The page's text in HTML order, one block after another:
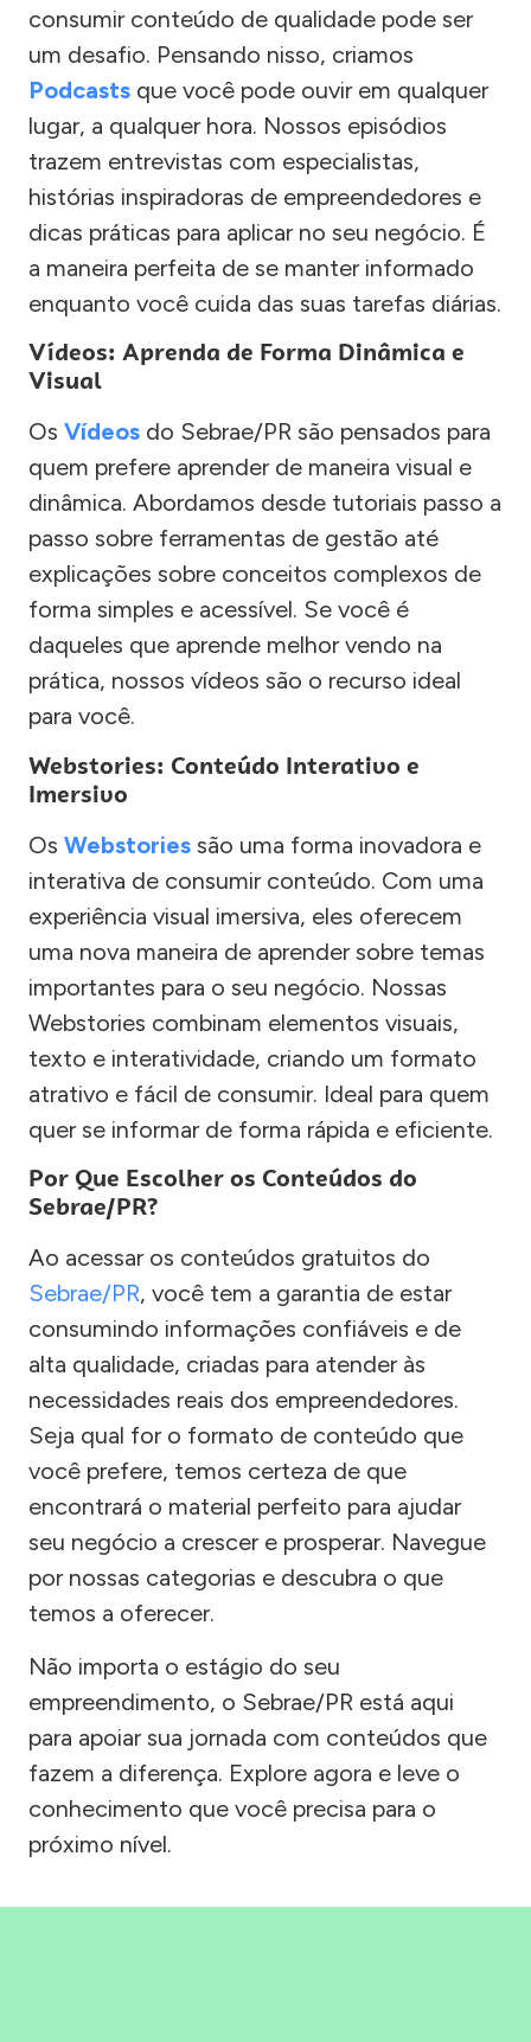
consumir conteúdo de qualidade pode ser
um desafio. Pensando nisso, criamos
Podcasts que você pode ouvir em qualquer
lugar, a qualquer hora. Nossos episódios
trazem entrevistas com especialistas,
histórias inspiradoras de empreendedores e
dicas práticas para aplicar no seu negócio. É
a maneira perfeita de se manter informado
enquanto você cuida das suas tarefas diárias.
Vídeos: Aprenda de Forma Dinâmica e
Visual
Os Vídeos do Sebrae/PR são pensados para
quem prefere aprender de maneira visual e
dinâmica. Abordamos desde tutoriais passo a
passo sobre ferramentas de gestão até
explicações sobre conceitos complexos de
forma simples e acessível. Se você é
daqueles que aprende melhor vendo na
prática, nossos vídeos são o recurso ideal
para você.
Webstories: Conteúdo Interativo e
Imersivo
Os Webstories são uma forma inovadora e
interativa de consumir conteúdo. Com uma
experiência visual imersiva, eles oferecem
uma nova maneira de aprender sobre temas
importantes para o seu negócio. Nossas
Webstories combinam elementos visuais,
texto e interatividade, criando um formato
atrativo e fácil de consumir. Ideal para quem
quer se informar de forma rápida e eficiente.
Por Que Escolher os Conteúdos do
Sebrae/PR?
Ao acessar os conteúdos gratuitos do
Sebrae/PR, você tem a garantia de estar
consumindo informações confiáveis e de
alta qualidade, criadas para atender às
necessidades reais dos empreendedores.
Seja qual for o formato de conteúdo que
você prefere, temos certeza de que
encontrará o material perfeito para ajudar
seu negócio a crescer e prosperar. Navegue
por nossas categorias e descubra o que
temos a oferecer.
Não importa o estágio do seu
empreendimento, o Sebrae/PR está aqui
para apoiar sua jornada com conteúdos que
fazem a diferença. Explore agora e leve o
conhecimento que você precisa para o
próximo nível.